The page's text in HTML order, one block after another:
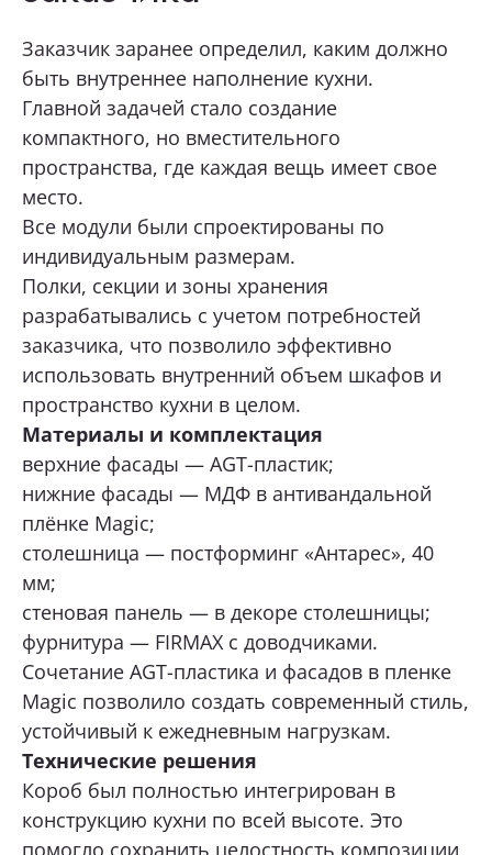
Заказчик заранее определил, каким должно
быть внутреннее наполнение кухни.
Главной задачей стало создание
компактного, но вместительного
пространства, где каждая вещь имеет свое
место.
Все модули были спроектированы по
индивидуальным размерам.
Полки, секции и зоны хранения
разрабатывались с учетом потребностей
заказчика, что позволило эффективно
использовать внутренний объем шкафов и
пространство кухни в целом.
Материалы и комплектация
верхние фасады — AGT-пластик;
нижние фасады — МДФ в антивандальной
плёнке Magic;
столешница — постформинг «Антарес», 40
мм;
стеновая панель — в декоре столешницы;
фурнитура — FIRMAX с доводчиками.
Сочетание AGT-пластика и фасадов в пленке
Magic позволило создать современный стиль,
устойчивый к ежедневным нагрузкам.
Технические решения
Короб был полностью интегрирован в
конструкцию кухни по всей высоте. Это
помогло сохранить целостность композиции
ОТПРАВИТЬ
Нажимая кнопку «Отправить», я даю свое согласие
на обработку моих персональных данных, в соответствии с
Федеральным законом от 27.07.2006 года № 152-ФЗ
«О персональных данных», на условиях и для целей,
определенных вСогласии на обработку персональных данных *